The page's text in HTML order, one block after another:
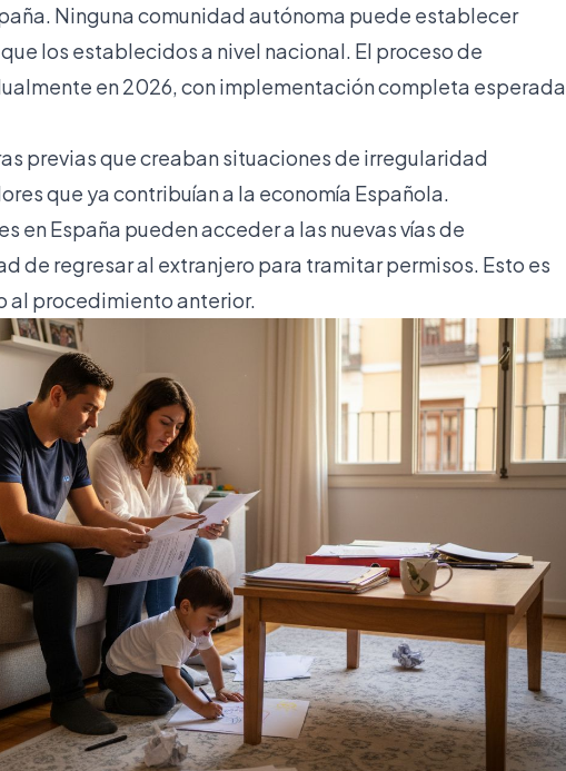
Ninguna comunidad autónoma puede establecer
los establecidos a nivel nacional. El proceso de
en 2026, con implementación completa esperada
previas que creaban situaciones de irregularidad
que ya contribuían a la economía Española.
en España pueden acceder a las nuevas vías de
de regresar al extranjero para tramitar permisos. Esto es
al procedimiento anterior.